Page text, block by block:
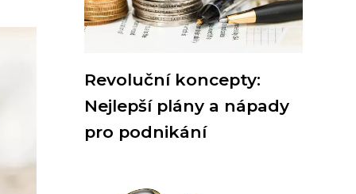
Revoluční koncepty:
Nejlepší plány a nápady
pro podnikání